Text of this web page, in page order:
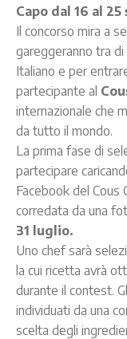
Capo dal 16 al
Il concorso mira a
gareggeranno tra
Italiano e per
partecipante al
internazionale che
da tutto il mondo.
La prima fase di
partecipare
Facebook del Cous
corredata da una
31 luglio.
Uno chef sarà
la cui ricetta avrà
durante il contest.
individuati da una
scelta degli